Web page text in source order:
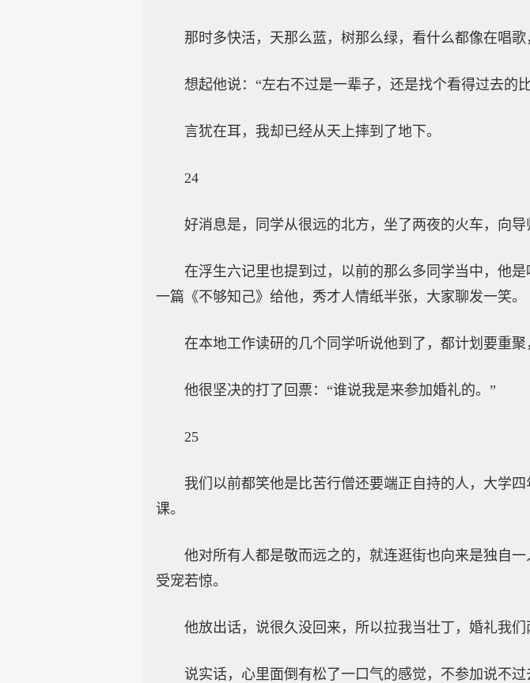
那时多快活，天那么蓝，树那么绿，看什么都像在唱
想起他说：“左右不过是一辈子，还是找个看得过去的
言犹在耳，我却已经从天上摔到了地下。
24
好消息是，同学从很远的北方，坐了两夜的火车，向导
在浮生六记里也提到过，以前的那么多同学当中，他
一篇《不够知己》给他，秀才人情纸半张，大家聊发一笑。
在本地工作读研的几个同学听说他到了，都计划要重聚
他很坚决的打了回票：“谁说我是来参加婚礼的。”
25
我们以前都笑他是比苦行僧还要端正自持的人，大学
课。
他对所有人都是敬而远之的，就连逛街也向来是独自
受宠若惊。
他放出话，说很久没回来，所以拉我当壮丁，婚礼我们
说实话，心里面倒有松了一口气的感觉，不参加说不